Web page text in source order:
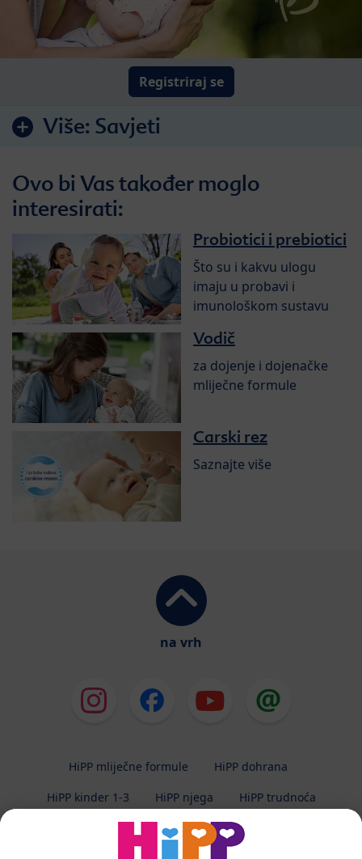
Registriraj se
Više: Savjeti
Ovo bi Vas također moglo
interesirati:
Probiotici i prebiotici
Što su i kakvu ulogu
imaju u probavi i
imunološkom sustavu
Vodič
za dojenje i dojenačke
mliječne formule
Carski rez
Saznajte više
na vrh
HiPP mliječne formule
HiPP dohrana
HiPP kinder 1-3
HiPP njega HiPP trudnoća
Zaštita privatnosti Uvjeti korištenja